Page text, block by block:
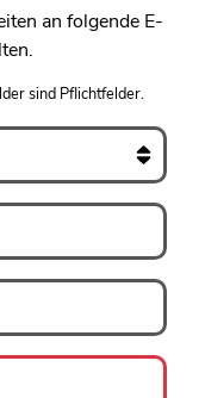
an folgende E-
sind Pflichtfelder.